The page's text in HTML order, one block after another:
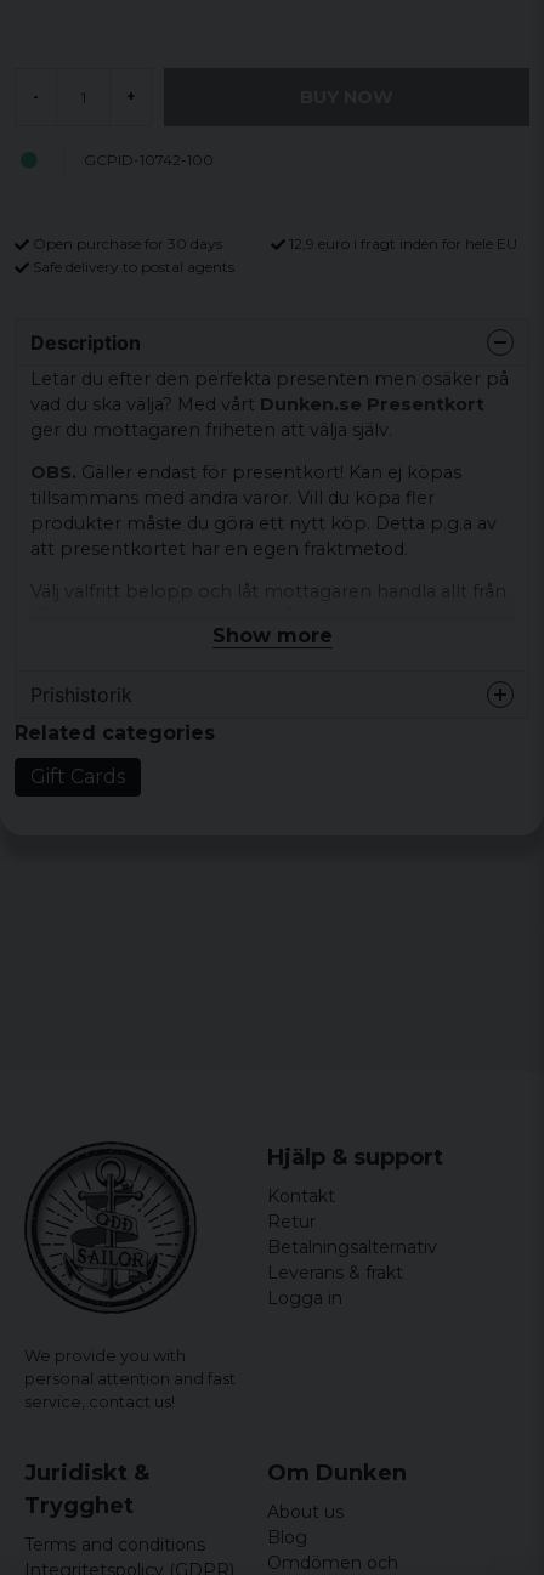
- +
GCPID-10742-100
Open purchase for 30 days
12,9 euro i fragt inden for hele EU
Safe delivery to postal agents
Description
Letar du efter den perfekta presenten men osäker på
vad du ska välja? Med vårt Dunken.se Presentkort
ger du mottagaren friheten att välja själv.
OBS. Gäller endast för presentkort! Kan ej köpas
tillsammans med andra varor. Vill du köpa fler
produkter måste du göra ett nytt köp. Detta p.g.a av
att presentkortet har en egen fraktmetod.
Välj valfritt belopp och låt mottagaren handla allt från
och roliga T-shirts. Presentkortet är giltigt i två år,
Giltighetstid: 2 år
Kan användas på hela sortimentet
Show more
Prishistorik
Related categories
Gift Cards
We provide you with
personal attention and fast
service, contact us!
Hjälp & support
Kontakt
Retur
Betalningsalternativ
Leverans & frakt
Logga in
Juridiskt &
Trygghet
Terms and conditions
Integritetspolicy (GDPR)
Om Dunken
About us
Blog
Omdömen och